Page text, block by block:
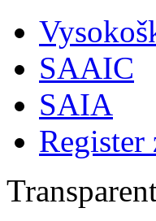
SAAIC
SAIA
Register